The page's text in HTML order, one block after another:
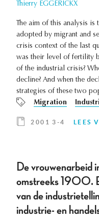
Thierry EGGERICKX
The aim of this analysis
adopted by migrant and
crisis context of the last
was their level of fertility
of the industrial crisis?
decline? And when the
strategies of these two
Migration
2001 3-4 LEES
De vrouwenarbeid
omstreeks 1900.
van de
industrie- en